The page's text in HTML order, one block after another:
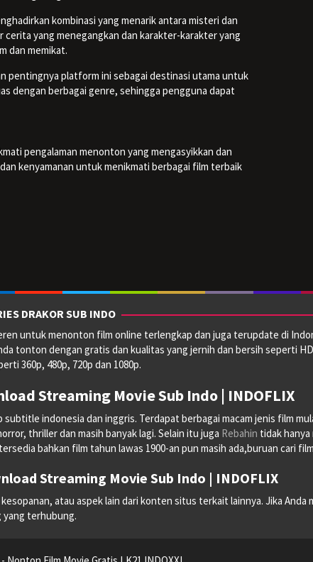
kombinasi yang menarik antara misteri dan
cerita yang menegangkan dan karakter-karakter yang
dan memikat.
pentingnya platform ini sebagai destinasi utama untuk
dengan berbagai genre, sehingga pengguna dapat
pengalaman menonton yang mengasyikkan dan
kenyamanan untuk menikmati berbagai film terbaik
DRAKOR SUB INDO
untuk menonton film online terlengkap dan juga terupdate di
tonton dengan gratis dan kualitas yang jernih dan bersih seperti
360p, 480p, 720p dan 1080p.
Streaming Movie Sub Indo | INDOFLIX
indonesia dan inggris. Terdapat berbagai macam jenis film
thriller dan masih banyak lagi. Selain itu juga Rebahin tidak
bahkan film tahun lawas 1900-an pun masih ada,buruan cari
Streaming Movie Sub Indo | INDOFLIX
atau aspek lain dari konten situs terkait lainnya. Jika Anda
yang terhubung.